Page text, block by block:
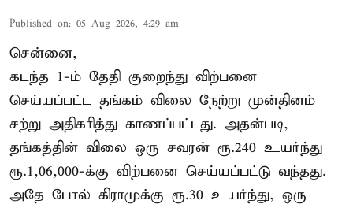
Published on: 05 Aug 2026, 4:29 am
சென்னை,
கடந்த 1-ம் தேதி குறைந்து விற்பனை
செய்யப்பட்ட தங்கம் விலை நேற்று முன்தினம்
சற்று அதிகரித்து காணப்பட்டது. அதன்படி,
தங்கத்தின் விலை ஒரு சவரன் ரூ.240 உயர்ந்து
ரூ.1,06,000-க்கு விற்பனை செய்யப்பட்டு வந்தது.
அதே போல் கிராமுக்கு ரூ.30 உயர்ந்து, ஒரு